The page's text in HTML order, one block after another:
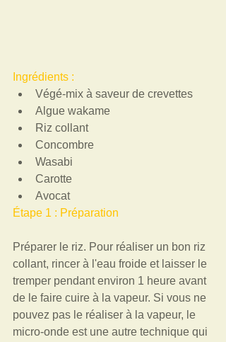
Ingrédients :
Végé-mix à saveur de crevettes
Algue wakame
Riz collant
Concombre
Wasabi
Carotte
Avocat
Étape 1 : Préparation
Préparer le riz. Pour réaliser un bon riz
collant, rincer à l'eau froide et laisser le
tremper pendant environ 1 heure avant
de le faire cuire à la vapeur. Si vous ne
pouvez pas le réaliser à la vapeur, le
micro-onde est une autre technique qui